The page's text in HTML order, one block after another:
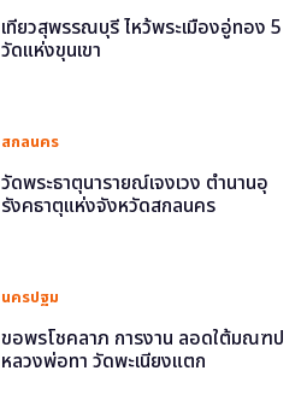
เที่ยวสุพรรณบุรี ไหว้พระเมืองอู่ทอง 5
วัดแห่งขุนเขา
สกลนคร
วัดพระธาตุนารายณ์เจงเวง ตำนานอุ
รังคธาตุแห่งจังหวัดสกลนคร
นครปฐม
ขอพรโชคลาภ การงาน ลอดใต้มณฑป
หลวงพ่อทา วัดพะเนียงแตก